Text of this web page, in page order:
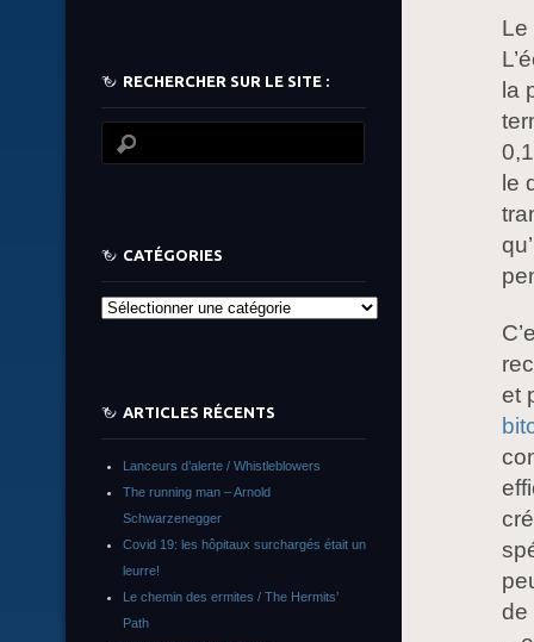
Le
la
le
et
de
RECHERCHER SUR LE SITE :
CATÉGORIES
Catégories
ARTICLES RÉCENTS
Lanceurs d’alerte / Whistleblowers
The running man – Arnold
Schwarzenegger
Covid 19: les hôpitaux surchargés était un
leurre!
Le chemin des ermites / The Hermits’
Path